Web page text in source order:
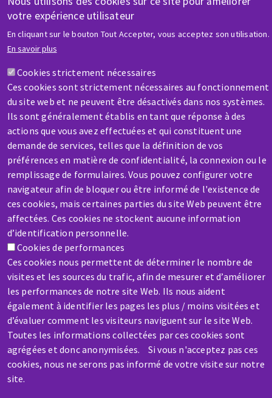
votre expérience utilisateur
En cliquant sur le bouton Tout Accepter, vous acceptez son utilisation.
En savoir plus
Cookies strictement nécessaires
Ces cookies sont strictement nécessaires au fonctionnement
du site web et ne peuvent être désactivés dans nos systèmes.
Ils sont généralement établis en tant que réponse à des
actions que vous avez effectuées et qui constituent une
demande de services, telles que la définition de vos
préférences en matière de confidentialité, la connexion ou le
remplissage de formulaires. Vous pouvez configurer votre
navigateur afin de bloquer ou être informé de l'existence de
ces cookies, mais certaines parties du site Web peuvent être
affectées. Ces cookies ne stockent aucune information
d’identification personnelle.
Cookies de performances
Ces cookies nous permettent de déterminer le nombre de
visites et les sources du trafic, afin de mesurer et d’améliorer
les performances de notre site Web. Ils nous aident
également à identifier les pages les plus / moins visitées et
d’évaluer comment les visiteurs naviguent sur le site Web.
Toutes les informations collectées par ces cookies sont
agrégées et donc anonymisées. Si vous n'acceptez pas ces
cookies, nous ne serons pas informé de votre visite sur notre
site.
AIDE & CONTACT
Une question ? Un renseignement ?
Contactez-nous
SAV / RÉPARATION
Une machine cassée ? En panne ?
Contactez-nous
Aller
contenu